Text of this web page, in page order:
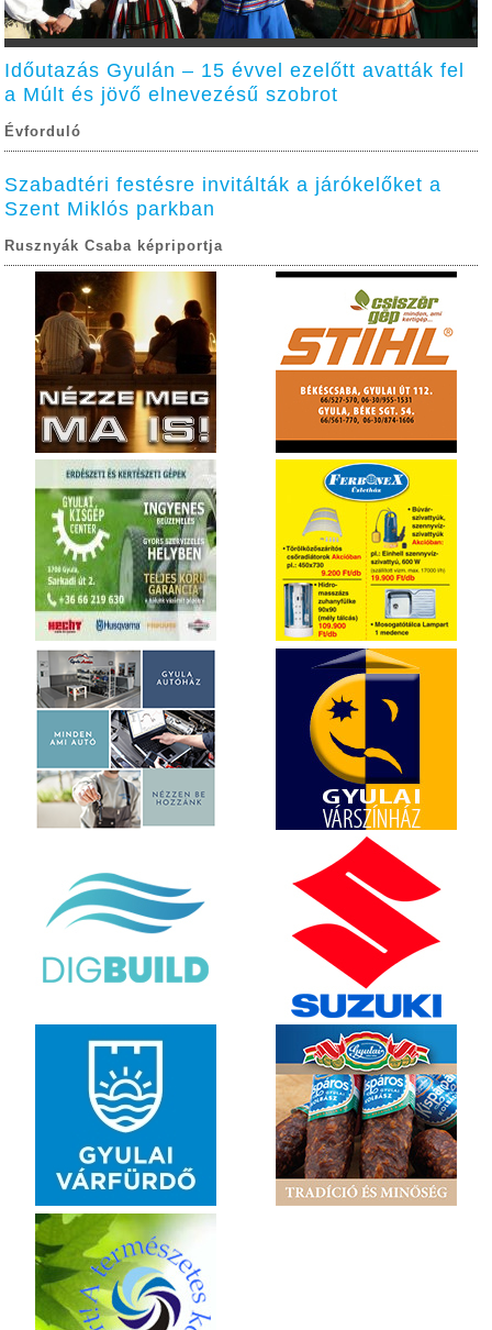
Időutazás Gyulán – 15 évvel ezelőtt avatták fel
a Múlt és jövő elnevezésű szobrot
Évforduló
Szabadtéri festésre invitálták a járókelőket a
Szent Miklós parkban
Rusznyák Csaba képriportja